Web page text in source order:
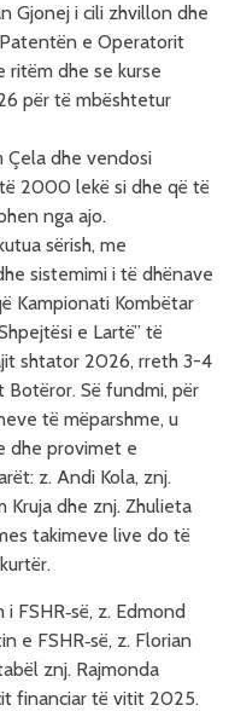
Gjonej i cili zhvillon dhe
ën e Operatorit
ritëm dhe se kurse
për të mbështetur
Çela dhe vendosi
2000 lekë si dhe që të
nga ajo.
sërish, me
sistemimi i të dhënave
ë Kampionati Kombëtar
e Lartë” të
shtator 2026, rreth 3-4
Botëror. Së fundmi, për
të mëparshme, u
dhe provimet e
z. Andi Kola, znj.
Kruja dhe znj. Zhulieta
takimeve live do të
ër.
FSHR‑së, z. Edmond
e FSHR‑së, z. Florian
znj. Rajmonda
financiar të vitit 2025.